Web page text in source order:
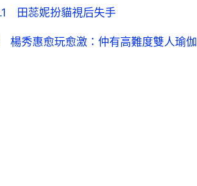
田蕊妮扮貓視后失手
楊秀惠愈玩愈激：仲有高難度雙人瑜伽